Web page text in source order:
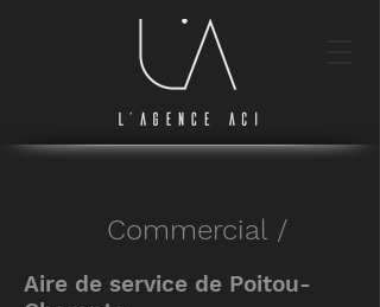
Commercial /
Aire de service de Poitou-